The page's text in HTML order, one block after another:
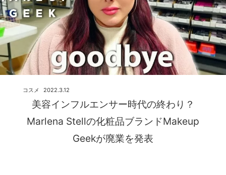
美容インフルエンサー時代の終わり？
Marlena Stellの化粧品ブランドMakeup
Geekが廃業を発表
2022.3.12
コスメ